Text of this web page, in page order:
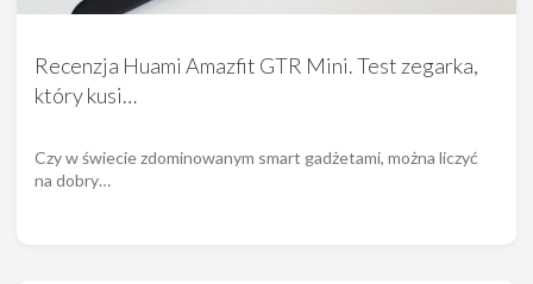
Recenzja Huami Amazfit GTR Mini. Test zegarka,
który kusi…
Czy w świecie zdominowanym smart gadżetami, można liczyć
na dobry…